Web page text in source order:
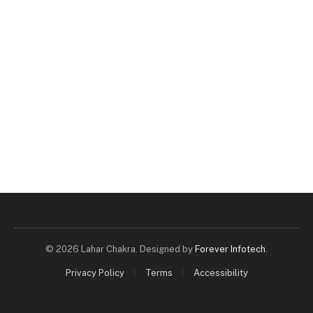
© 2026 Lahar Chakra. Designed by Forever Infotech
Privacy Policy Terms Accessibility